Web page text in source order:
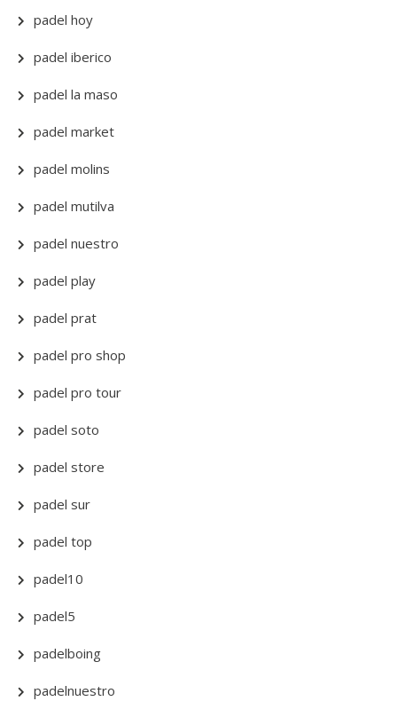
padel hoy
padel iberico
padel la maso
padel market
padel molins
padel mutilva
padel nuestro
padel play
padel prat
padel pro shop
padel pro tour
padel soto
padel store
padel sur
padel top
padel10
padel5
padelboing
padelnuestro